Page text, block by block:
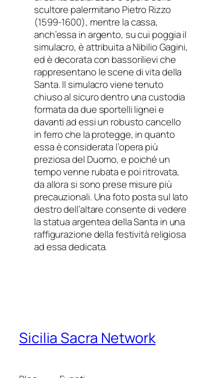
scultore palermitano Pietro Rizzo
(1599-1600), mentre la cassa,
anch’essa in argento, su cui poggia il
simulacro, è attribuita a Nibilio Gagini,
ed è decorata con bassorilievi che
rappresentano le scene di vita della
Santa. Il simulacro viene tenuto
chiuso al sicuro dentro una custodia
formata da due sportelli lignei e
davanti ad essi un robusto cancello
in ferro che la protegge, in quanto
essa è considerata l’opera più
preziosa del Duomo, e poiché un
tempo venne rubata e poi ritrovata,
da allora si sono prese misure più
precauzionali. Una foto posta sul lato
destro dell’altare consente di vedere
la statua argentea della Santa in una
raffigurazione della festività religiosa
ad essa dedicata.
Sicilia Sacra Network